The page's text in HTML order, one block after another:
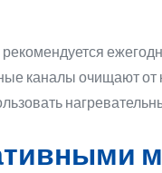
каналы очищают от